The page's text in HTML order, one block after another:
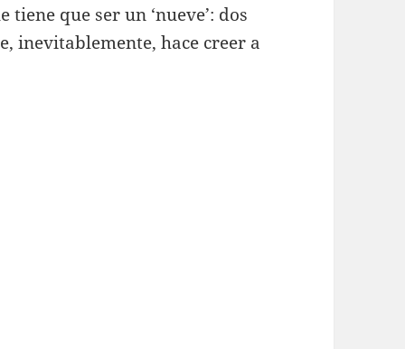
que ser un ‘nueve’: dos
inevitablemente, hace creer a